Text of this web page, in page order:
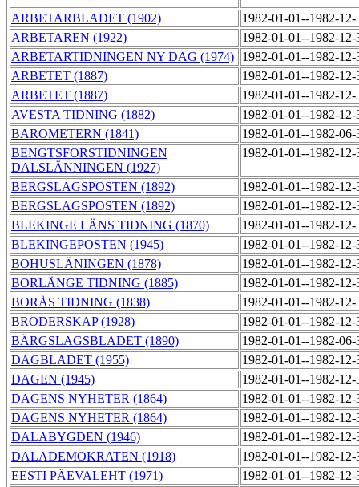
ARBETARBLADET (1902)
1982-01-01--1982-
ARBETAREN (1922)
1982-01-01--1982-
ARBETARTIDNINGEN NY DAG (1974)
1982-01-01--1982-
ARBETET (1887)
1982-01-01--1982-
ARBETET (1887)
1982-01-01--1982-
AVESTA TIDNING (1882)
1982-01-01--1982-
BAROMETERN (1841)
1982-01-01--1982-
BENGTSFORSTIDNINGEN
DALSLÄNNINGEN (1927)
1982-01-01--1982-
BERGSLAGSPOSTEN (1892)
1982-01-01--1982-
BERGSLAGSPOSTEN (1892)
1982-01-01--1982-
BLEKINGE LÄNS TIDNING (1870)
1982-01-01--1982-
BLEKINGEPOSTEN (1945)
1982-01-01--1982-
BOHUSLÄNINGEN (1878)
1982-01-01--1982-
BORLÄNGE TIDNING (1885)
1982-01-01--1982-
BORÅS TIDNING (1838)
1982-01-01--1982-
BRODERSKAP (1928)
1982-01-01--1982-
BÄRGSLAGSBLADET (1890)
1982-01-01--1982-
DAGBLADET (1955)
1982-01-01--1982-
DAGEN (1945)
1982-01-01--1982-
DAGENS NYHETER (1864)
1982-01-01--1982-
DAGENS NYHETER (1864)
1982-01-01--1982-
DALABYGDEN (1946)
1982-01-01--1982-
DALADEMOKRATEN (1918)
1982-01-01--1982-
EESTI PÄEVALEHT (1971)
1982-01-01--1982-